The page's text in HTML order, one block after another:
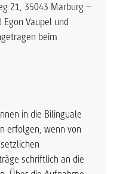
21, 35043 Marburg –
Vaupel und
beim
in die Bilinguale
erfolgen, wenn von
schriftlich an die